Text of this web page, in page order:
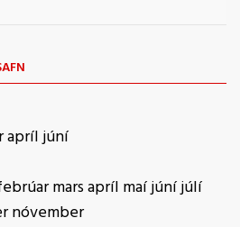
apríljúní
marsapríl maíjúníjúlí
nóvember